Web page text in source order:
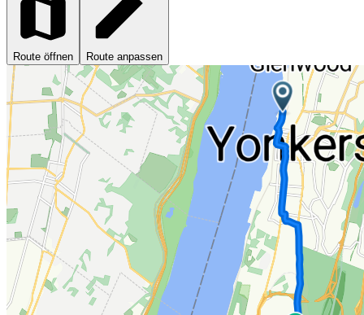
Route öffnen Route anpassen